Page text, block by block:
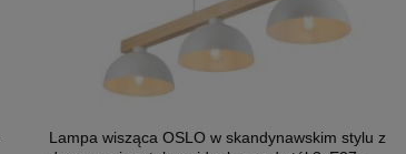
Lampa wisząca OSLO w skandynawskim stylu z